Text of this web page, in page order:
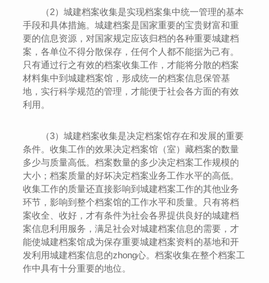
（2）城建档案收集是实现档案集中统一管理的基本
手段和具体措施。城建档案是国家重要的宝贵财富和重
要的信息资源，对国家规定应该归档的各种重要城建档
案，各单位不得分散保存，任何个人都不能据为己有。
只有通过行之有效的档案收集工作，才能将分散的档案
材料集中到城建档案馆，形成统一的档案信息保管基
地，实行科学规范的管理，才能便于社会各方面的有效
利用。
（3）城建档案收集是决定档案馆存在和发展的重要
条件。收集工作的效果决定档案馆（室）藏档案的数量
多少与质量高低。档案数量的多少决定档案工作规模的
大小；档案质量的好坏决定档案业务工作水平的高低。
收集工作的质量还直接影响到城建档案工作的其他业务
环节，影响到整个档案馆的工作水平和质量。只有将档
案收全、收好，才有条件为社会各界提供良好的城建档
案信息利用服务，满足社会对城建档案信息的需要，才
能使城建档案馆成为保存重要城建档案资料的基地和开
发利用城建档案信息的zhong心。档案收集在整个档案工
作中具有十分重要的地位。